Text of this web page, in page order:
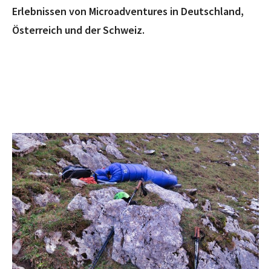
Erlebnissen von Microadventures in Deutschland,
Österreich und der Schweiz.